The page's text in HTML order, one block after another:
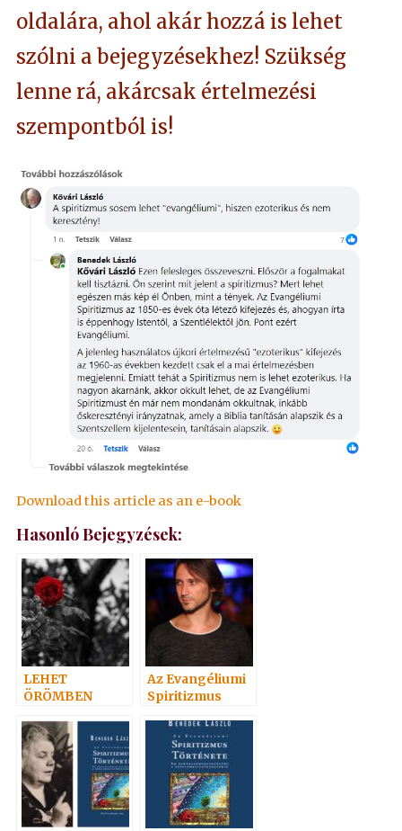
oldalára, ahol akár hozzá is lehet
szólni a bejegyzésekhez! Szükség
lenne rá, akárcsak értelmezési
szempontból is!
Download this article as an e-book
Hasonló Bejegyzések:
LEHET
ÖRÖMBEN
Az Evangéliumi
Spiritizmus
könyvről 2. rész